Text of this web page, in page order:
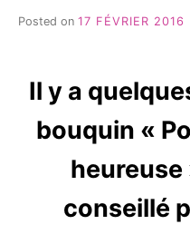
Posted on 17 FÉVRIER 2016
Il y a
bouquin «
heureuse
conseillé